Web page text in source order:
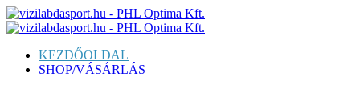
KEZDŐOLDAL
SHOP/VÁSÁRLÁS